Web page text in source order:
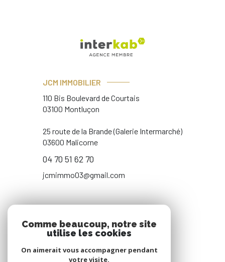
JCM IMMOBILIER
110 Bis Boulevard de Courtais
03100 Montluçon
25 route de la Brande (Galerie Intermarché)
03600 Malicorne
04 70 51 62 70
jcmimmo03@gmail.com
NOUS SUIVRE
Comme beaucoup, notre site
utilise les cookies
On aimerait vous accompagner pendant
votre visite.